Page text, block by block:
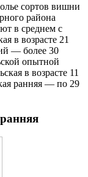
сортов вишни
района
в среднем с
в возрасте 21
— более 30
опытной
в возрасте 11
ранняя — по 29